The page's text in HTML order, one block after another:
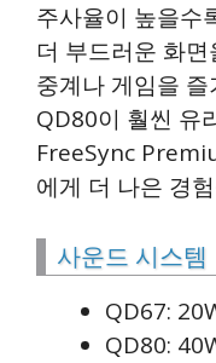
주사율이 높을수
더 부드러운 화
중계나 게임을
QD80이 훨씬 유
FreeSync
에게 더 나은 경
사운드 시스템
QD67:
QD80: